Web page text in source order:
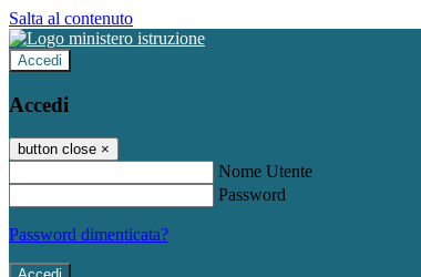
Salta al contenuto
Accedi
Accedi
button close ×
Nome Utente
Password
Password dimenticata?